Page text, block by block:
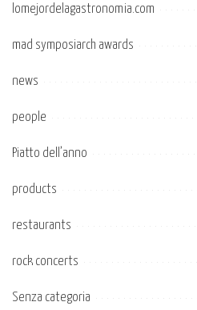
lomejordelagastronomia.com
mad symposiarch awards
news
people
Piatto dell’anno
products
restaurants
rock concerts
Senza categoria